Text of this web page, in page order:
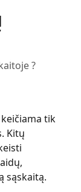
?
tik
Kitų
sąskaitą.